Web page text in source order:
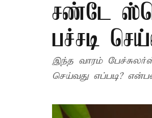
சண்டே
பச்சடி
இந்த வாரம்
செய்வது எப்படி?